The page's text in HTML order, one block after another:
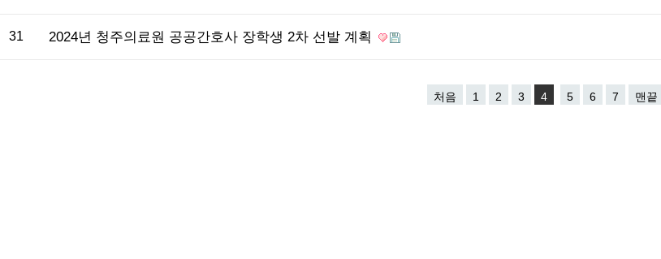
31 2024년 청주의료원 공공간호사 장학생 2차 선발 계획
처음 1 2 3 4 5 6 7 맨끝